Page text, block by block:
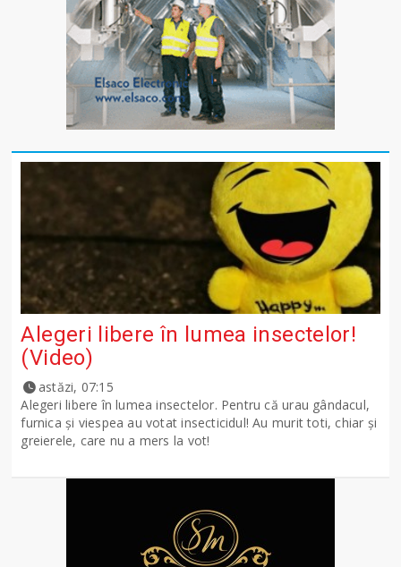
Alegeri libere în lumea insectelor!
(Video)
astăzi, 07:15
Alegeri libere în lumea insectelor. Pentru că urau gândacul,
furnica și viespea au votat insecticidul! Au murit toti, chiar și
greierele, care nu a mers la vot!